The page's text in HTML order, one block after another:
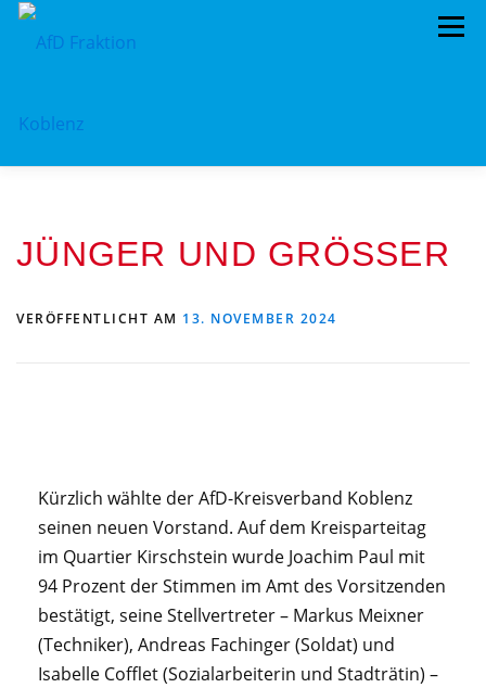
Menü
TERMINE MITMACHEN! KONTAKT
JÜNGER UND GRÖSSER
VERÖFFENTLICHT AM 13. NOVEMBER 2024
Kürzlich wählte der AfD-Kreisverband Koblenz
seinen neuen Vorstand. Auf dem Kreisparteitag
im Quartier Kirschstein wurde Joachim Paul mit
94 Prozent der Stimmen im Amt des Vorsitzenden
bestätigt, seine Stellvertreter – Markus Meixner
(Techniker), Andreas Fachinger (Soldat) und
Isabelle Cofflet (Sozialarbeiterin und Stadträtin) –